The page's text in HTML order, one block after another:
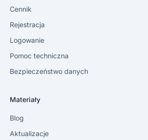
Cennik
Rejestracja
Logowanie
Pomoc techniczna
Bezpieczeństwo danych
Materiały
Blog
Aktualizacje